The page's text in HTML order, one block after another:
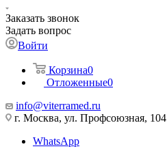
Заказать звонок
Задать вопрос
Войти
Корзина0
Отложенные0
info@viterramed.ru
г. Москва, ул. Профсоюзная, 104
WhatsApp